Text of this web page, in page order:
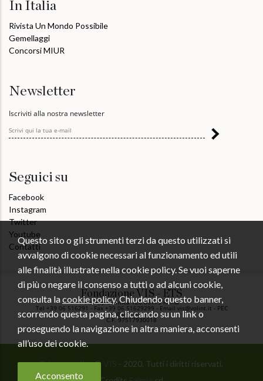
In Italia
Rivista Un Mondo Possibile
Gemellaggi
Concorsi MIUR
Newsletter
Iscriviti alla nostra newsletter
Seguici su
Facebook
Instagram
Twitter
Youtube
Contatti
Fondazione VIS - ETS
Via Appia Antica 126 00179 Roma
Tel +39 06 516291 - Fax +39 06 51629299 - Email vis@volint.it - PEC
vis@pec.volint.it
C.F. 97517930018
Privacy policy© VIS - 2020. Tutti i diritti riservati.
Questo sito o gli strumenti terzi da questo utilizzati si
avvalgono di cookie necessari al funzionamento ed utili
alle finalità illustrate nella cookie policy. Se vuoi saperne
di più o negare il consenso a tutti o ad alcuni cookie,
consulta lacookie policy. Chiudendo questo banner,
scorrendo questa pagina, cliccando su un link o
proseguendo la navigazione in altra maniera, acconsenti
all’uso dei cookie.
Acconsento